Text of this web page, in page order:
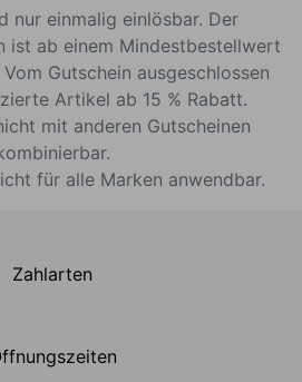
nur einmalig einlösbar. Der
ist ab einem Mindestbestellwert
Gutschein ausgeschlossen
Artikel ab 15 % Rabatt.
mit anderen Gutscheinen
für alle Marken anwendbar.
Zahlarten